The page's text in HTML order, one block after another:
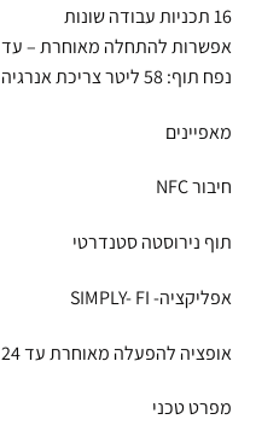
16 תכניות עבודה שונות
אפשרות להתחלה מאוחרת – עד 24 שעות | חיבור NFC
נפח תוף: 58 ליטר צריכת אנרגיה ל100 מחזור: 76 קו"טש
מאפיינים
חיבור NFC
תוף נירוסטה סטנדרטי
אפליקציה- SIMPLY- FI
אופציה להפעלה מאוחרת עד 24 שעות
מפרט טכני